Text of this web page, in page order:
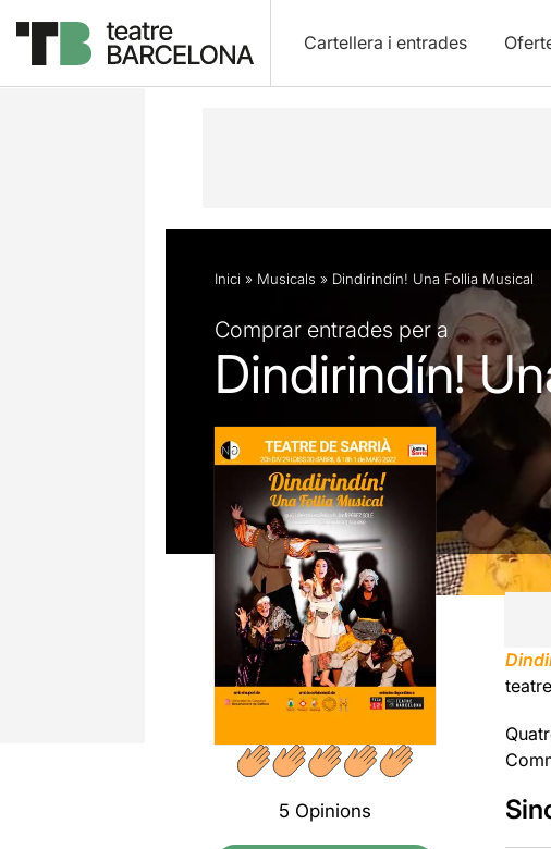
Cartellera i entrades
Descripció Fitxa artística Fotos i vídeos
Inici » Musicals » Dindirindín! Una Follia Musical
Comprar entrades per a
Dindirindín!
5 Opinions